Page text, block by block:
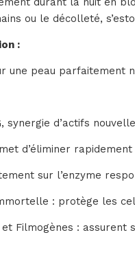
ou le décolleté,
:
une peau parfaitement
synergie d’actifs
d’éliminer
sur l’enzyme
: protège les
Filmogènes : assurent